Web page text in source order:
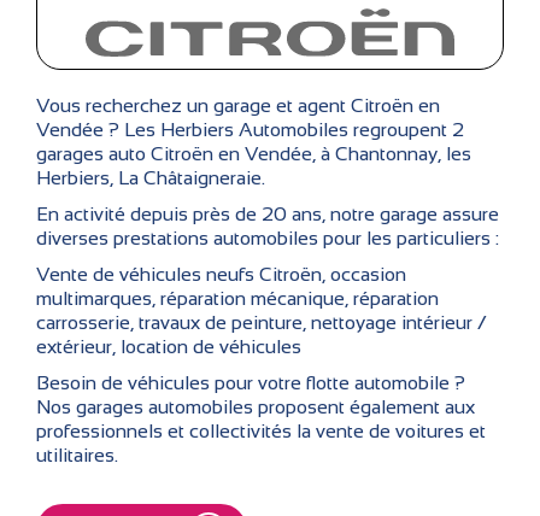
Vous recherchez un garage et agent Citroën en
Vendée ? Les Herbiers Automobiles regroupent 2
garages auto Citroën en Vendée, à Chantonnay, les
Herbiers, La Châtaigneraie.
En activité depuis près de 20 ans, notre garage assure
diverses prestations automobiles pour les particuliers :
Vente de véhicules neufs Citroën, occasion
multimarques, réparation mécanique, réparation
carrosserie, travaux de peinture, nettoyage intérieur /
extérieur, location de véhicules
Besoin de véhicules pour votre flotte automobile ?
Nos garages automobiles proposent également aux
professionnels et collectivités la vente de voitures et
utilitaires.